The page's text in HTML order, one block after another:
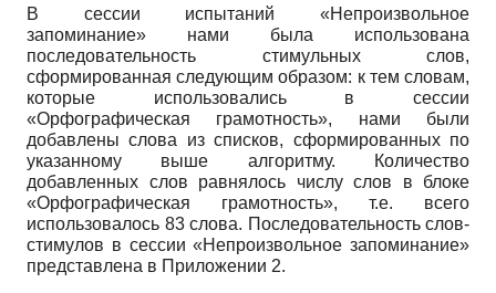
В сессии испытаний «Непроизвольное
запоминание» нами была использована
последовательность стимульных слов,
сформированная следующим образом: к тем словам,
которые использовались в сессии
«Орфографическая грамотность», нами были
добавлены слова из списков, сформированных по
указанному выше алгоритму. Количество
добавленных слов равнялось числу слов в блоке
«Орфографическая грамотность», т.е. всего
использовалось 83 слова. Последовательность слов-
стимулов в сессии «Непроизвольное запоминание»
представлена в Приложении 2.